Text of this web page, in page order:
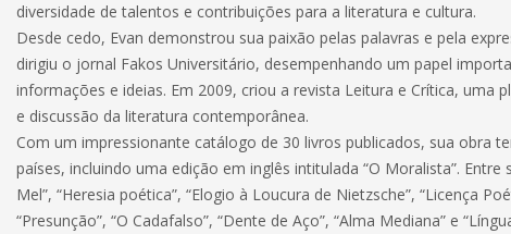
diversidade de talentos e contribuições para a literatura e cultura.
Desde cedo, Evan demonstrou sua paixão pelas palavras e pela
dirigiu o jornal Fakos Universitário, desempenhando um papel
informações e ideias. Em 2009, criou a revista Leitura e Crítica, uma
e discussão da literatura contemporânea.
Com um impressionante catálogo de 30 livros publicados, sua obra
países, incluindo uma edição em inglês intitulada “O Moralista”. Entre
Mel”, “Heresia poética”, “Elogio à Loucura de Nietzsche”, “Licença
“Presunção”, “O Cadafalso”, “Dente de Aço”, “Alma Mediana” e